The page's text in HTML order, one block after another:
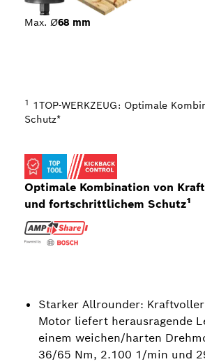
Optimale Kombination von
und fortschrittlichem Schutz¹
Starker Allrounder:
Motor liefert herausragende
einem weichen/harten
36/65 Nm, 2.100 1/min und
Max. Ø68 mm
1
1TOP-WERKZEUG: Optimale
Schutz*